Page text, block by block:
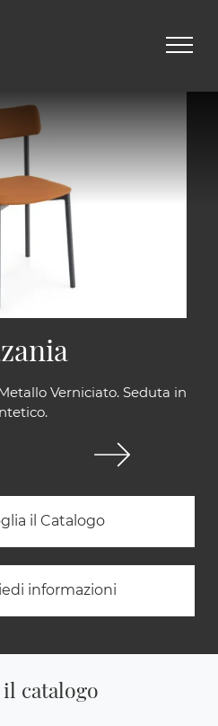
Verniciato. Seduta in
il Catalogo
informazioni
catalogo